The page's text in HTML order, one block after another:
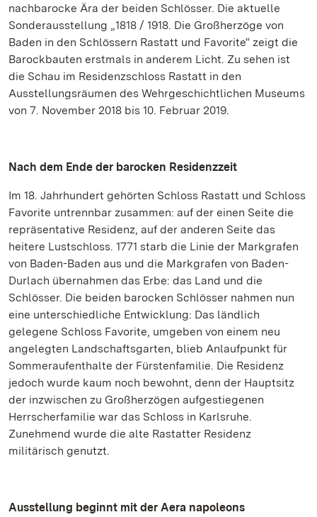
nachbarocke Ära der beiden Schlösser. Die aktuelle
Sonderausstellung „1818 / 1918. Die Großherzöge von
Baden in den Schlössern Rastatt und Favorite“ zeigt die
Barockbauten erstmals in anderem Licht. Zu sehen ist
die Schau im Residenzschloss Rastatt in den
Ausstellungsräumen des Wehrgeschichtlichen Museums
von 7. November 2018 bis 10. Februar 2019.
Nach dem Ende der barocken Residenzzeit
Im 18. Jahrhundert gehörten Schloss Rastatt und Schloss
Favorite untrennbar zusammen: auf der einen Seite die
repräsentative Residenz, auf der anderen Seite das
heitere Lustschloss. 1771 starb die Linie der Markgrafen
von Baden-Baden aus und die Markgrafen von Baden-
Durlach übernahmen das Erbe: das Land und die
Schlösser. Die beiden barocken Schlösser nahmen nun
eine unterschiedliche Entwicklung: Das ländlich
gelegene Schloss Favorite, umgeben von einem neu
angelegten Landschaftsgarten, blieb Anlaufpunkt für
Sommeraufenthalte der Fürstenfamilie. Die Residenz
jedoch wurde kaum noch bewohnt, denn der Hauptsitz
der inzwischen zu Großherzögen aufgestiegenen
Herrscherfamilie war das Schloss in Karlsruhe.
Zunehmend wurde die alte Rastatter Residenz
militärisch genutzt.
Ausstellung beginnt mit der Aera napoleons